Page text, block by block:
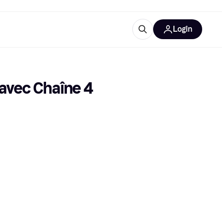
Login
Chaîne 4